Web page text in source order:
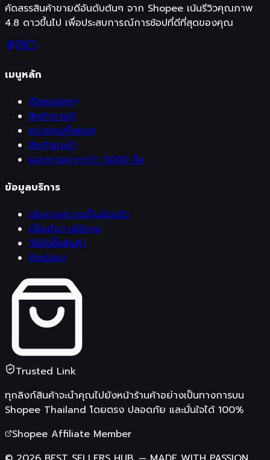
คัดสรรสินค้าขายดีอันดับต้นๆ จาก Shopee เน้นรีวิวคุณภาพ
4.8 ดาวขึ้นไป เพื่อประสบการณ์การช้อปที่ดีที่สุดของคุณ
เมนูหลัก
ดีลสุดฮอต
สินค้าขายดี
หมวดหมู่ทั้งหมด
สินค้าแนะนำ
ยอดขายมากกว่า 5000 ชิ้น
ข้อมูลบริการ
นโยบายความเป็นส่วนตัว
เงื่อนไขการใช้งาน
วิธีสั่งซื้อสินค้า
ติดต่อเรา
Trusted Link
ทุกลิงก์สินค้าจะนำคุณไปยังหน้าร้านค้าอย่างเป็นทางการบน
Shopee Thailand โดยตรง ปลอดภัย และมั่นใจได้ 100%
Shopee Affiliate Member